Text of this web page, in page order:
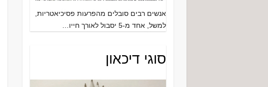
אנשים רבים סובלים מהפרעות פסיכיאטריות,
למשל, אחד מ-5 יסבול לאורך חייו…
סוגי דיכאון